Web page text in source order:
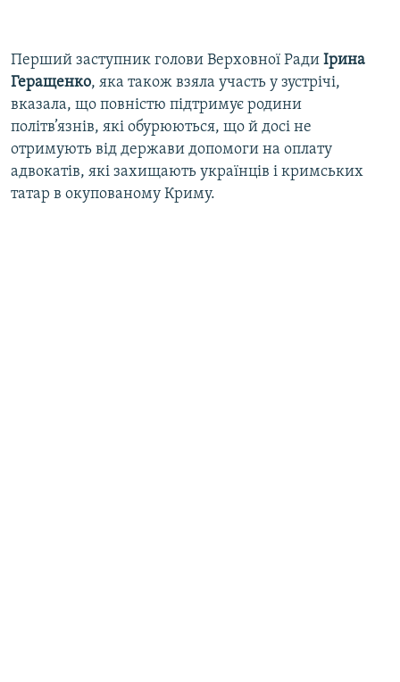
Перший заступник голови Верховної Ради Ірина
Геращенко, яка також взяла участь у зустрічі,
вказала, що повністю підтримує родини
політв’язнів, які обурюються, що й досі не
отримують від держави допомоги на оплату
адвокатів, які захищають українців і кримських
татар в окупованому Криму.